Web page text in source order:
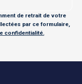
de retrait de votre
par ce formulaire,
confidentialité.